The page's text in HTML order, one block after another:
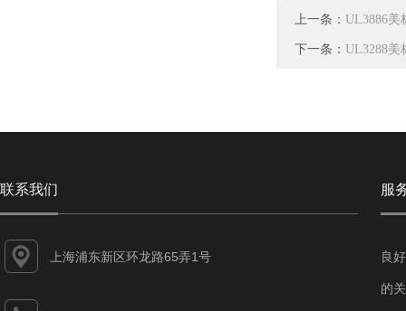
上一条： UL3886美
下一条： UL3288美
联系我们
上海浦东新区环龙路65弄1号
服
良
的